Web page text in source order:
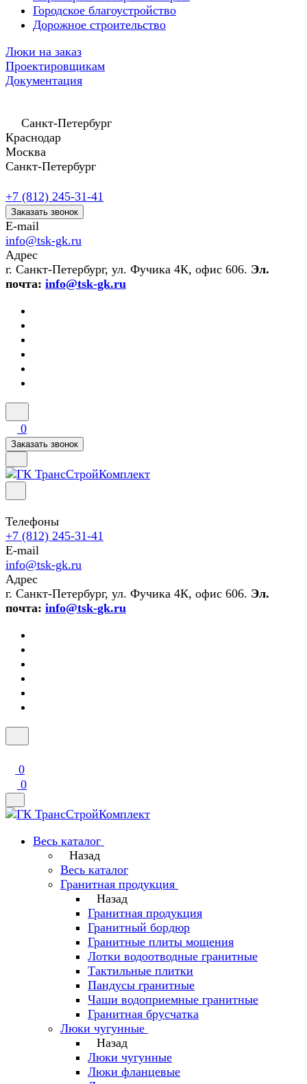
Городское благоустройство
Дорожное строительство
Люки на заказ
Проектировщикам
Документация
Санкт-Петербург
Краснодар
Москва
Санкт-Петербург
+7 (812) 245-31-41
Заказать звонок
E-mail
info@tsk-gk.ru
Адрес
г. Санкт-Петербург, ул. Фучика 4К, офис 606. Эл.
почта: info@tsk-gk.ru
0
Заказать звонок
Телефоны
+7 (812) 245-31-41
E-mail
info@tsk-gk.ru
Адрес
г. Санкт-Петербург, ул. Фучика 4К, офис 606. Эл.
почта: info@tsk-gk.ru
0
0
Весь каталог
Назад
Весь каталог
Гранитная продукция
Назад
Гранитная продукция
Гранитный бордюр
Гранитные плиты мощения
Лотки водоотводные гранитные
Тактильные плитки
Пандусы гранитные
Чаши водоприемные гранитные
Гранитная брусчатка
Люки чугунные
Назад
Люки чугунные
Люки фланцевые